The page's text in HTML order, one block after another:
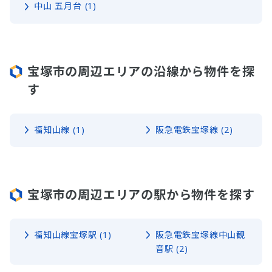
中山 五月台 (1)
宝塚市の周辺エリアの沿線から物件を探
す
福知山線 (1) 阪急電鉄宝塚線 (2)
宝塚市の周辺エリアの駅から物件を探す
福知山線宝塚駅 (1)
阪急電鉄宝塚線中山観
音駅 (2)